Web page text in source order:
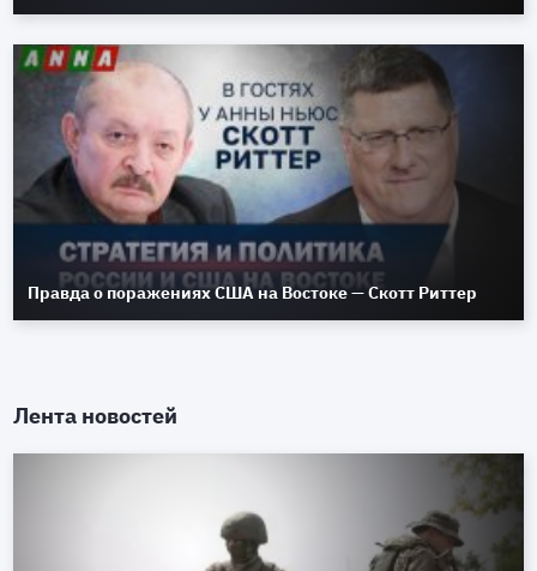
Правда о поражениях США на Востоке — Скотт Риттер
Лента новостей